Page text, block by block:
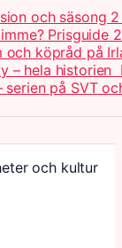
och säsong
Prisguide
och köpråd på
– hela historien
på SVT
och kultur